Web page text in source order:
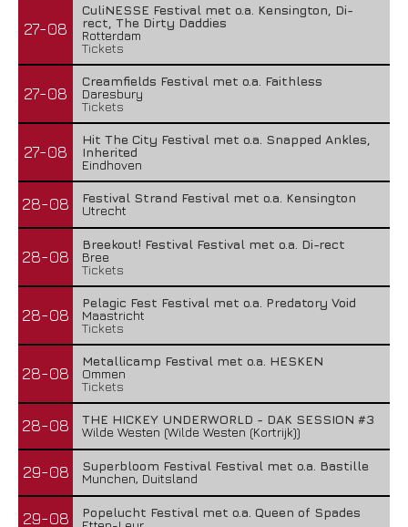
27-08
CuliNESSE Festival met o.a. Kensington, Di-
rect, The Dirty Daddies
Rotterdam
Tickets
27-08
Creamfields Festival met o.a. Faithless
Daresbury
Tickets
27-08
Hit The City Festival met o.a. Snapped Ankles,
Inherited
Eindhoven
28-08
Festival Strand Festival met o.a. Kensington
Utrecht
28-08
Breekout! Festival Festival met o.a. Di-rect
Bree
Tickets
28-08
Pelagic Fest Festival met o.a. Predatory Void
Maastricht
Tickets
28-08
Metallicamp Festival met o.a. HESKEN
Ommen
Tickets
28-08
THE HICKEY UNDERWORLD - DAK SESSION #3
Wilde Westen (Wilde Westen (Kortrijk))
29-08
Superbloom Festival Festival met o.a. Bastille
Munchen, Duitsland
29-08
Popelucht Festival met o.a. Queen of Spades